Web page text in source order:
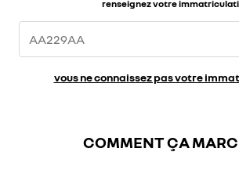
renseignez votre
vous ne connaissez pas votre
COMMENT ÇA